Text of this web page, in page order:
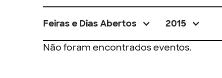
Feiras e Dias Abertos 2015
Não foram encontrados eventos.